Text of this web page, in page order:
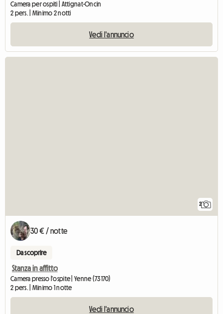
Camera per ospiti | Attignat-Oncin
2 pers. | Minimo 2 notti
Vedi l'annuncio
2
30 € / notte
Da scoprire
Stanza in affitto
Camera presso l'ospite | Yenne (73170)
2 pers. | Minimo 1 notte
Vedi l'annuncio